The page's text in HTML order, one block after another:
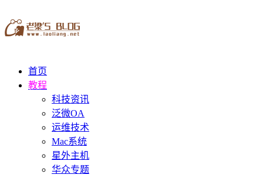
首页
教程
科技资讯
泛微OA
运维技术
Mac系统
星外主机
华众专题